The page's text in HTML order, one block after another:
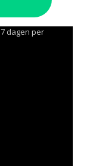
dagen per